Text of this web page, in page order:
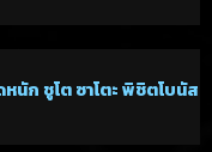
นัก ชูโต ซาโตะ พิชิตโบนัส